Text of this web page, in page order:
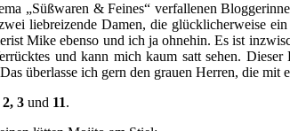
„Süßwaren & Feines“ verfallenen
liebreizende Damen, die glücklicherweise
Mike ebenso und ich ja ohnehin. Es ist
und kann mich kaum satt sehen.
überlasse ich gern den grauen Herren, die mit
3 und 11.